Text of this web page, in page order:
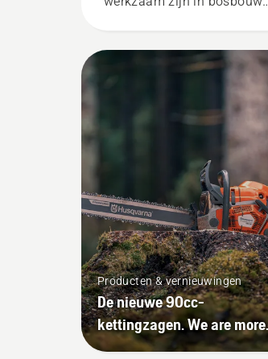
hun land. Zij zijn ons H-
team. En ze zijn onze meest
veeleisende gebruikers.
Producten & vernieuwingen
De nieuwe 90cc-
kettingzagen. We are more.